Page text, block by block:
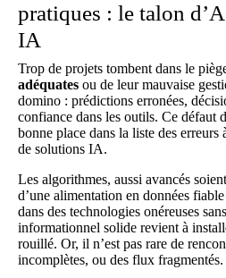
pratiques : le talon
IA
Trop de projets tombent dans le
adéquates ou de leur mauvaise
domino : prédictions erronées,
confiance dans les outils. Ce défaut
bonne place dans la liste des erreurs
de solutions IA.
Les algorithmes, aussi avancés
d’une alimentation en données
dans des technologies onéreuses
informationnel solide revient à
rouillé. Or, il n’est pas rare de
incomplètes, ou des flux fragmentés.